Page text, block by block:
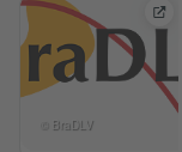
© BraDLV